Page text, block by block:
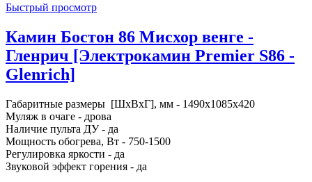
Быстрый просмотр
Камин Бостон 86 Мисхор венге -
Гленрич [Электрокамин Premier S86 -
Glenrich]
Габаритные размеры [ШxВxГ], мм - 1490x1085x420
Муляж в очаге - дрова
Наличие пульта ДУ - да
Мощность обогрева, Вт - 750-1500
Регулировка яркости - да
Звуковой эффект горения - да